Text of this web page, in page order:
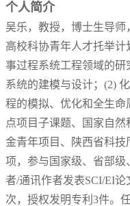
个人简介
吴乐，教授，博士生导
高校科协青年人才托举
事过程系统工程领域的研
系统的建模与设计；(2)
程的模拟、优化和全生
点项目子课题、
国家自然
金青年项目、陕西省科
项，参与国家级、省部
者/通讯作者发表SCI/EI
次，授权发明专利3件。